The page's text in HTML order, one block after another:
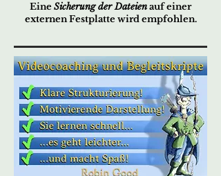
Eine Sicherung der Dateienauf einer
externen Festplatte wird empfohlen.